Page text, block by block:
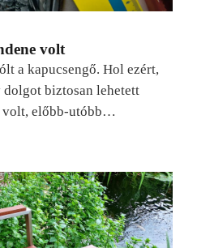
volt
a kapucsengő. Hol ezért,
biztosan lehetett
volt, előbb-utóbb…